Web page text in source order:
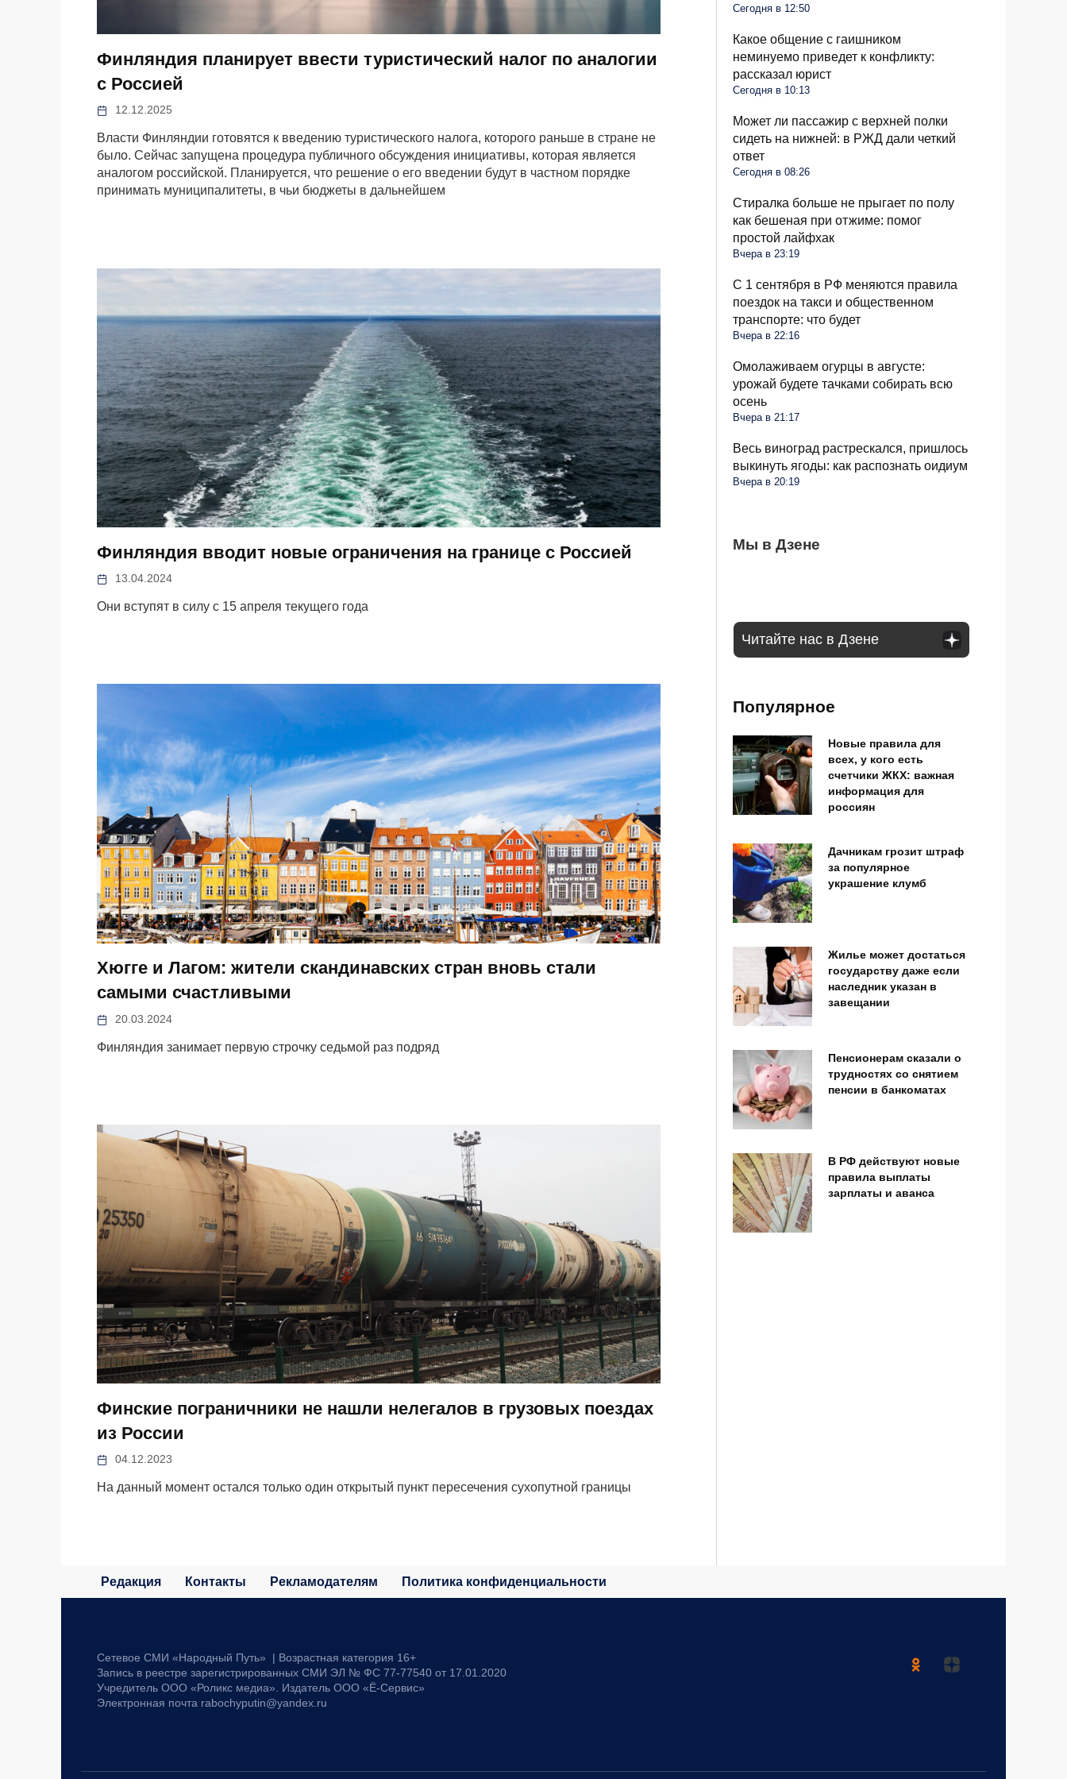
Финляндия планирует ввести туристический налог по аналогии
с Россией
12.12.2025
Власти Финляндии готовятся к введению туристического налога, которого раньше в стране не
было. Сейчас запущена процедура публичного обсуждения инициативы, которая является
аналогом российской. Планируется, что решение о его введении будут в частном порядке
принимать муниципалитеты, в чьи бюджеты в дальнейшем
Финляндия вводит новые ограничения на границе с Россией
13.04.2024
Они вступят в силу с 15 апреля текущего года
Хюгге и Лагом: жители скандинавских стран вновь стали
самыми счастливыми
20.03.2024
Финляндия занимает первую строчку седьмой раз подряд
Финские пограничники не нашли нелегалов в грузовых поездах
из России
04.12.2023
На данный момент остался только один открытый пункт пересечения сухопутной границы
Сегодня в 12:50
Какое общение с гаишником
неминуемо приведет к конфликту:
рассказал юрист
Сегодня в 10:13
Может ли пассажир с верхней полки
сидеть на нижней: в РЖД дали четкий
ответ
Сегодня в 08:26
Стиралка больше не прыгает по полу
как бешеная при отжиме: помог
простой лайфхак
Вчера в 23:19
С 1 сентября в РФ меняются правила
поездок на такси и общественном
транспорте: что будет
Вчера в 22:16
Омолаживаем огурцы в августе:
урожай будете тачками собирать всю
осень
Вчера в 21:17
Весь виноград растрескался, пришлось
выкинуть ягоды: как распознать оидиум
Вчера в 20:19
Мы в Дзене
Семьи в России получат до 200 тысяч
рублей: как оформить вылпаты
С 1 сентября россиян будут сажать и
Сосед со скандалом требует убрать доски
Читайте нас в Дзене
Популярное
Новые правила для
всех, у кого есть
счетчики ЖКХ: важная
информация для
россиян
Дачникам грозит штраф
за популярное
украшение клумб
Жилье может достаться
государству даже если
наследник указан в
завещании
Пенсионерам сказали о
трудностях со снятием
пенсии в банкоматах
В РФ действуют новые
правила выплаты
зарплаты и аванса
Редакция Контакты Рекламодателям Политика конфиденциальности
Сетевое СМИ «Народный Путь» | Возрастная категория 16+
Запись в реестре зарегистрированных СМИ ЭЛ № ФС 77-77540 от 17.01.2020
Учредитель ООО «Роликс медиа». Издатель ООО «Ё-Сервис»
Электронная почта rabochyputin@yandex.ru